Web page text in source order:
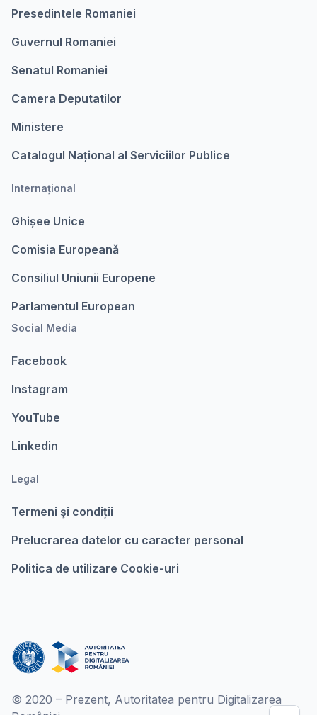
Presedintele Romaniei
Guvernul Romaniei
Senatul Romaniei
Camera Deputatilor
Ministere
Catalogul Național al Serviciilor Publice
Internațional
Ghișee Unice
Comisia Europeanǎ
Consiliul Uniunii Europene
Parlamentul European
Social Media
Facebook
Instagram
YouTube
Linkedin
Legal
Termeni şi condiții
Prelucrarea datelor cu caracter personal
Politica de utilizare Cookie-uri
© 2020 – Prezent, Autoritatea pentru Digitalizarea